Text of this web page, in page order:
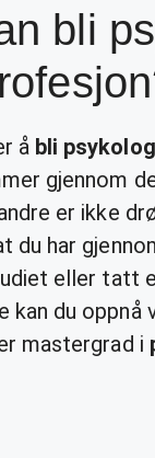
bli
å bli psykolog
gjennom
er ikke
du har
eller tatt
kan du oppnå
mastergrad i